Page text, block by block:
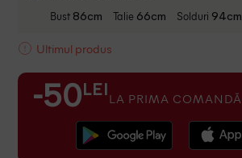
Bust 86cm Talie 66cm Solduri 94cm
Ultimul produs
-50 LEI LA PRIMA